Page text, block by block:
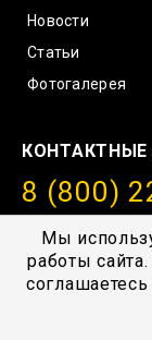
Мы
работы
соглашаетесь
Новости
Статьи
Фотогалерея
8 (800)
© 2004—2026, ГК
с.Тополево,